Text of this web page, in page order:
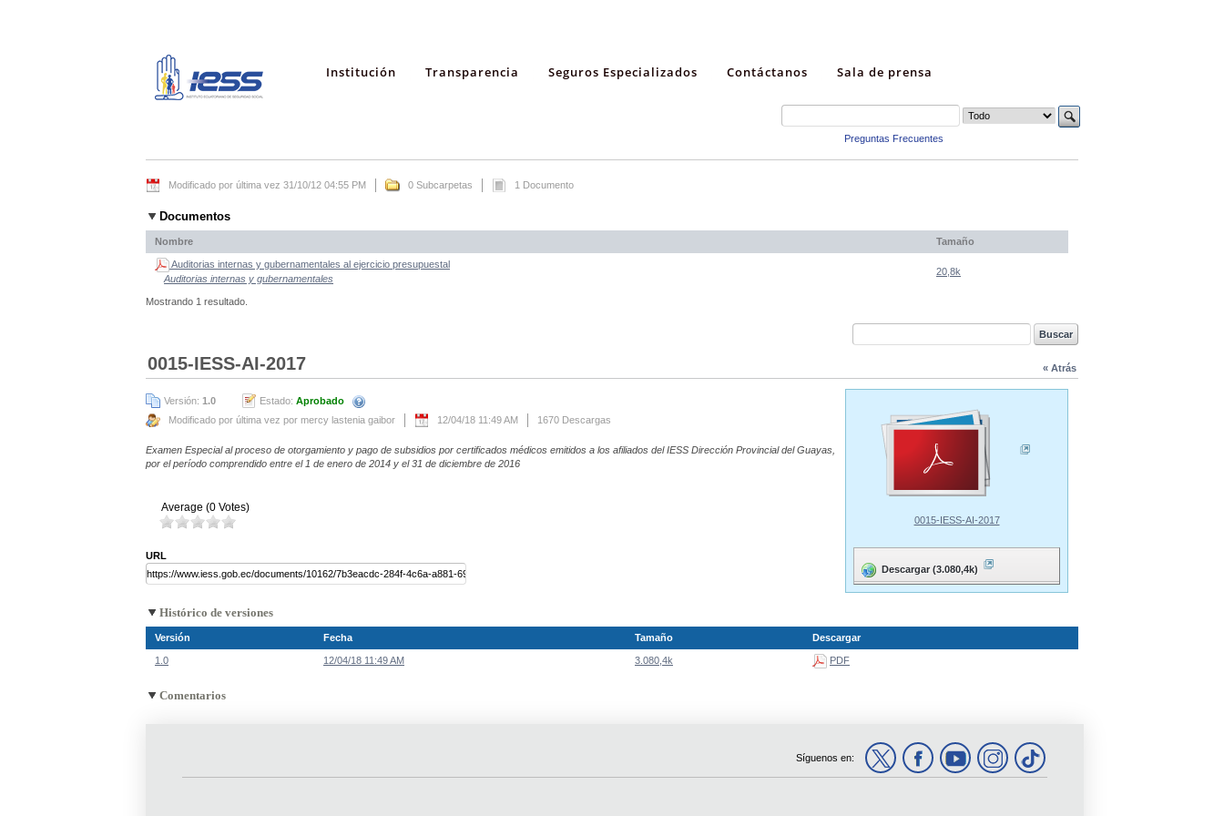
Institución Transparencia Seguros Especializados Contáctanos Sala de prensa
Preguntas Frecuentes
Modificado por última vez 31/10/12 04:55 PM 0 Subcarpetas 1 Documento
Documentos
Nombre Tamaño
Auditorias internas y gubernamentales al ejercicio presupuestal
Auditorias internas y gubernamentales
20,8k
Mostrando 1 resultado.
« Atrás
0015-IESS-AI-2017
Versión: 1.0 Estado: Aprobado
Modificado por última vez por mercy lastenia gaibor
12/04/18 11:49 AM 1670 Descargas
Examen Especial al proceso de otorgamiento y pago de subsidios por certificados médicos emitidos a los afiliados del IESS Dirección Provincial del Guayas,
por el período comprendido entre el 1 de enero de 2014 y el 31 de diciembre de 2016
Average (0 Votes)
URL
0015-IESS-AI-2017
Descargar (3.080,4k)
Histórico de versiones
Versión Fecha Tamaño Descargar
1.0 12/04/18 11:49 AM 3.080,4k PDF
Comentarios
Síguenos en: